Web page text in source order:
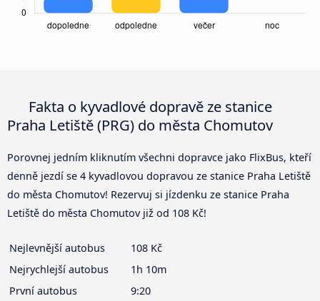
Fakta o kyvadlové dopravě ze stanice
Praha Letiště (PRG) do města Chomutov
Porovnej jedním kliknutím všechni dopravce jako FlixBus, kteří
denně jezdí se 4 kyvadlovou dopravou ze stanice Praha Letiště
do města Chomutov! Rezervuj si jízdenku ze stanice Praha
Letiště do města Chomutov již od 108 Kč!
Nejlevnější autobus
108 Kč
Nejrychlejší autobus
1h 10m
První autobus
9:20